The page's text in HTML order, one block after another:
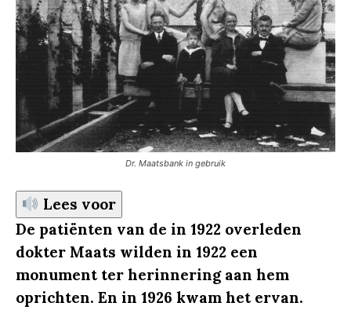
Dr. Maatsbank in gebruik
Lees voor
De patiënten van de in 1922 overleden
dokter Maats wilden in 1922 een
monument ter herinnering aan hem
oprichten. En in 1926 kwam het ervan.